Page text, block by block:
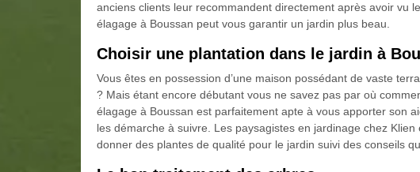
anciens clients leur recommandent directement après avoir vu
élagage à Boussan peut vous garantir un jardin plus beau.
Choisir une plantation dans le jardin à
Vous êtes en possession d’une maison possédant de vaste
? Mais étant encore débutant vous ne savez pas par où
élagage à Boussan est parfaitement apte à vous apporter son
les démarche à suivre. Les paysagistes en jardinage chez
donner des plantes de qualité pour le jardin suivi des conseils